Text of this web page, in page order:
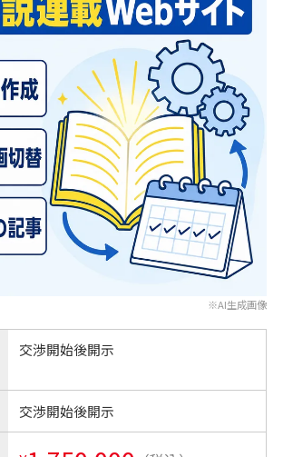
※AI生成画像
交渉開始後開示
交渉開始後開示